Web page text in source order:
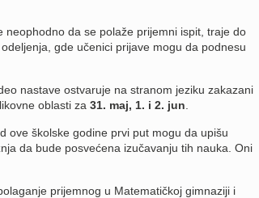
da se polaže prijemni ispit, traje do
gde učenici prijave mogu da podnesu
nastave ostvaruje na stranom jeziku zakazani
oblasti za 31. maj, 1. i 2. jun
ove školske godine prvi put mogu da upišu
da bude posvećena izučavanju tih nauka. Oni
prijemnog u Matematičkoj gimnaziji i